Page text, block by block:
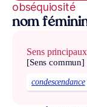
obséquiosité
nom
Sens principaux
[Sens commun]
condescendance